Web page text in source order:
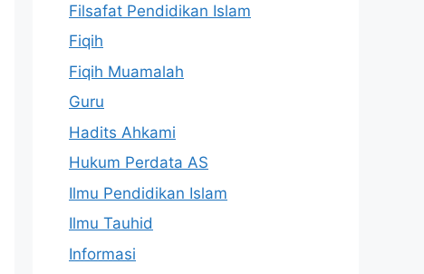
Filsafat Pendidikan Islam
Fiqih
Fiqih Muamalah
Guru
Hadits Ahkami
Hukum Perdata AS
Ilmu Pendidikan Islam
Ilmu Tauhid
Informasi